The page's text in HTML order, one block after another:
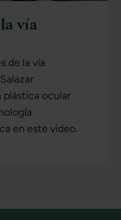
vía
de la vía
plástica ocular
en este video.